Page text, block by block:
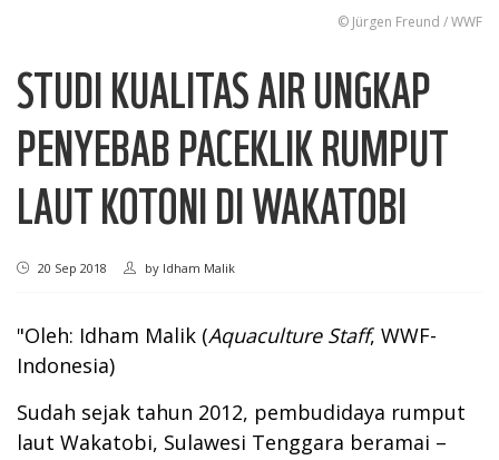
© Jürgen Freund / WWF
STUDI KUALITAS AIR UNGKAP
PENYEBAB PACEKLIK RUMPUT
LAUT KOTONI DI WAKATOBI
20 Sep 2018 by Idham Malik
"Oleh: Idham Malik (Aquaculture Staff, WWF-
Indonesia)
Sudah sejak tahun 2012, pembudidaya rumput
laut Wakatobi, Sulawesi Tenggara beramai –